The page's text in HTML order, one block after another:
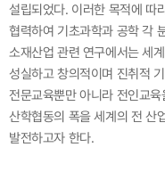
설립되었다. 이러한 목적에 따
협력하여 기초과학과 공학 각
소재산업 관련 연구에서는 세
성실하고 창의적이며 진취적
전문교육뿐만 아니라 전인교
산학협동의 폭을 세계의 전 산
발전하고자 한다.